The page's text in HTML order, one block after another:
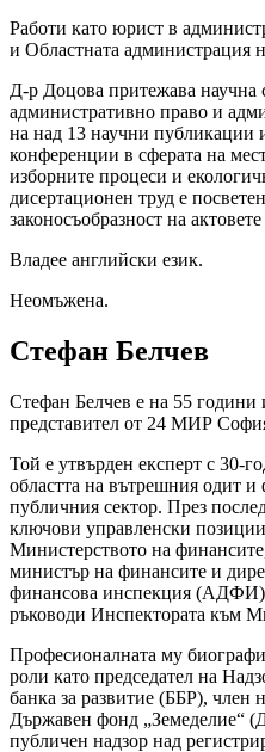
Работи като юрист в
и Областната администрация
Д-р Доцова притежава научна
административно право и
на над 13 научни публикации
конференции в сферата на
изборните процеси и
дисертационен труд е
законосъобразност на
Владее английски език.
Неомъжена.
Стефан Белчев
Стефан Белчев е на 55 години
представител от 24 МИР
Той е утвърден експерт с 30-
областта на вътрешния одит
публичния сектор. През
ключови управленски
Министерството на
министър на финансите и
финансова инспекция
ръководи Инспектората към
Професионалната му
роли като председател на
банка за развитие (ББР), член
Държавен фонд „Земеделие“
публичен надзор над